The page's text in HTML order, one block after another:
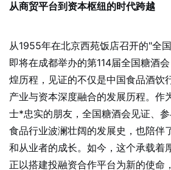
从商贸平台到资本枢纽的时代跨越
从1955年在北京西苑饭店召开的"全
即将在成都举办的第114届全国糖酒
煌历程，见证的不仅是中国食品酒饮
产业与资本深度融合的发展历程。作
士*忠实的朋友，全国糖酒会见证、
食品行业波澜壮阔的发展史，也陪伴
和从业者的成长。如今，这个承载着
正以搭建投融资合作平台为新的使命